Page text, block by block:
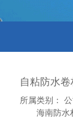
自粘防水
所属类别：
海南防水材